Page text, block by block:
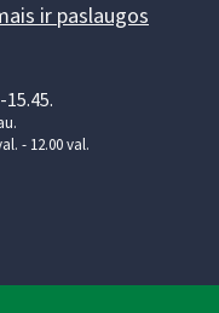
ir paslaugos
- 12.00 val.